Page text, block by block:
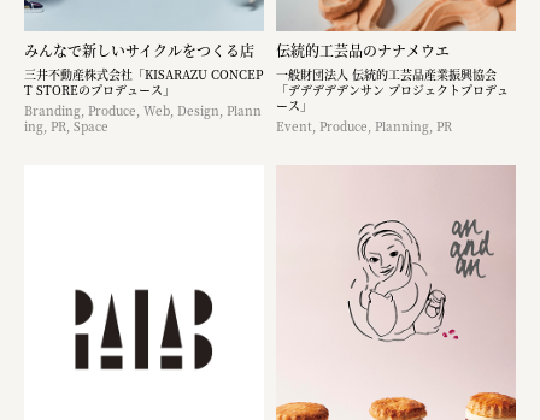
みんなで新しいサイクルをつくる店
三井不動産株式会社「KISARAZU CONCEP
T STOREのプロデュース」
Branding, Produce, Web, Design, Plann
ing, PR, Space
伝統的工芸品のナナメウエ
一般財団法人 伝統的工芸品産業振興協会
「デデデデデンサン プロジェクトプロデュ
ース」
Event, Produce, Planning, PR